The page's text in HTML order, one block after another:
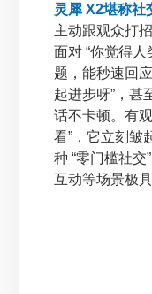
灵犀 X2堪称社
主动跟观众打
面对 “你觉得人
题，能秒速回
起进步呀”，甚
话不卡顿。有
看”，它立刻皱
种 “零门槛社
互动等场景极具